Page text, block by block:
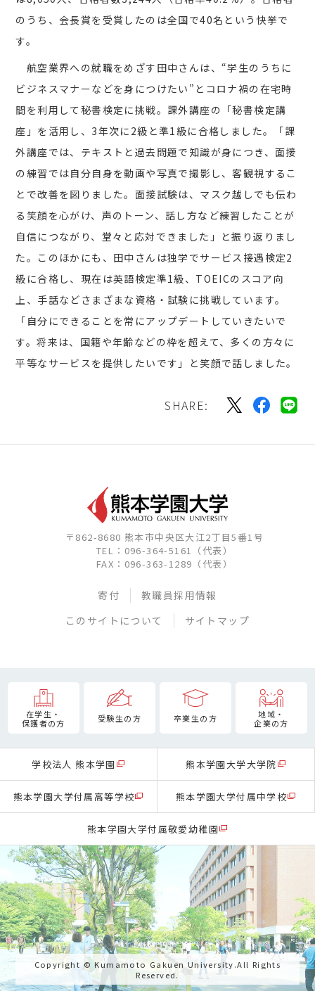
のうち、会長賞を受賞したのは全国で40名という快挙で
す。
航空業界への就職をめざす田中さんは、“学生のうちに
ビジネスマナーなどを身につけたい”とコロナ禍の在宅時
間を利用して秘書検定に挑戦。課外講座の「秘書検定講
座」を活用し、3年次に2級と準1級に合格しました。「課
外講座では、テキストと過去問題で知識が身につき、面接
の練習では自分自身を動画や写真で撮影し、客観視するこ
とで改善を図りました。面接試験は、マスク越しでも伝わ
る笑顔を心がけ、声のトーン、話し方など練習したことが
自信につながり、堂々と応対できました」と振り返りまし
た。このほかにも、田中さんは独学でサービス接遇検定2
級に合格し、現在は英語検定準1級、TOEICのスコア向
上、手話などさまざまな資格・試験に挑戦しています。
「自分にできることを常にアップデートしていきたいで
す。将来は、国籍や年齢などの枠を超えて、多くの方々に
平等なサービスを提供したいです」と笑顔で話しました。
SHARE:
〒862-8680 熊本市中央区大江2丁目5番1号
TEL：096-364-5161（代表）
FAX：096-363-1289（代表）
寄付
教職員採用情報
このサイトについて
サイトマップ
在学生・
保護者の方
受験生の方 卒業生の方
地域・
企業の方
学校法人 熊本学園 熊本学園大学大学院
熊本学園大学付属高等学校 熊本学園大学付属中学校
熊本学園大学付属敬愛幼稚園
Copyright © Kumamoto Gakuen University.All Rights
Reserved.